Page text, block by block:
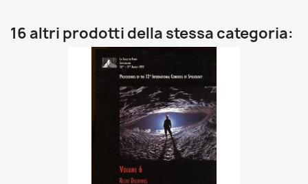
16 altri prodotti della stessa categoria: